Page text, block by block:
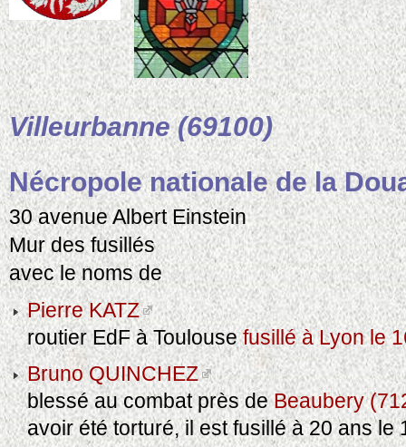
Villeurbanne (69100)
Nécropole nationale de la
30 avenue Albert Einstein
Mur des fusillés
avec le noms de
Pierre KATZ
routier EdF à Toulousefusillé à Lyon le
Bruno QUINCHEZ
blessé au combat près deBeaubery
avoir été torturé, il est fusillé à 20 ans le